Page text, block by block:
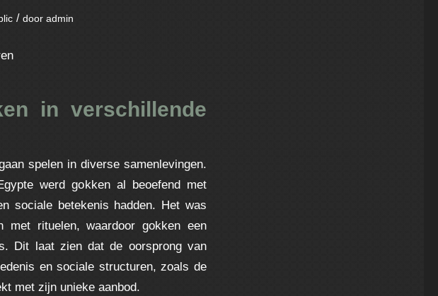
/ door admin
in verschillende
spelen in diverse samenlevingen.
werd gokken al beoefend met
sociale betekenis hadden. Het was
met rituelen, waardoor gokken een
Dit laat zien dat de oorsprong van
en sociale structuren, zoals de
met zijn unieke aanbod.